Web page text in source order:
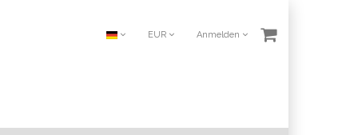
EUR Anmelden